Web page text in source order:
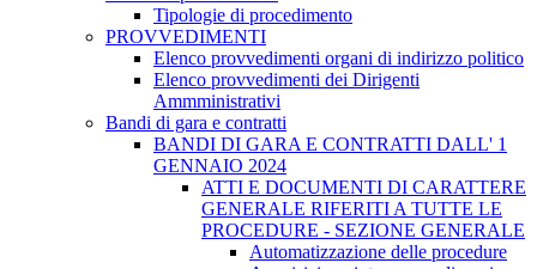
Tipologie di procedimento
PROVVEDIMENTI
Elenco provvedimenti organi di indirizzo politico
Elenco provvedimenti dei Dirigenti
Ammministrativi
Bandi di gara e contratti
BANDI DI GARA E CONTRATTI DALL' 1
GENNAIO 2024
ATTI E DOCUMENTI DI CARATTERE
GENERALE RIFERITI A TUTTE LE
PROCEDURE - SEZIONE GENERALE
Automatizzazione delle procedure